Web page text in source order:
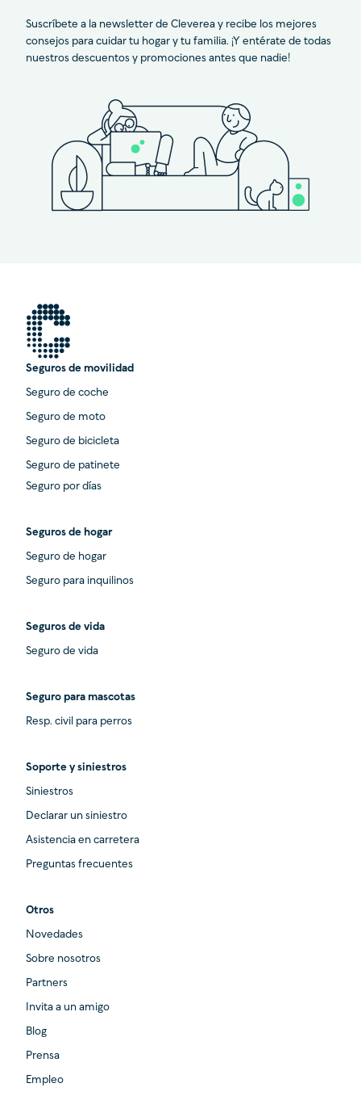
Suscríbete a la newsletter de Cleverea y recibe los mejores
consejos para cuidar tu hogar y tu familia. ¡Y entérate de todas
nuestros descuentos y promociones antes que nadie!
Seguros de movilidad
Seguro de coche
Seguro de moto
Seguro de bicicleta
Seguro de patinete
Seguro por días
Seguros de hogar
Seguro de hogar
Seguro para inquilinos
Seguros de vida
Seguro de vida
Seguro para mascotas
Resp. civil para perros
Soporte y siniestros
Siniestros
Declarar un siniestro
Asistencia en carretera
Preguntas frecuentes
Otros
Novedades
Sobre nosotros
Partners
Invita a un amigo
Blog
Prensa
Empleo